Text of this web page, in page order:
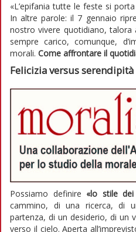
«L’epifania tutte le feste si
In altre parole: il 7 gennaio
nostro vivere quotidiano, talora
sempre carico, comunque,
morali. Come affrontare il
Felicizia versus
Possiamo definire «lo stile
cammino, di una ricerca, di
partenza, di un desiderio, di un
verso il cielo. Aperta